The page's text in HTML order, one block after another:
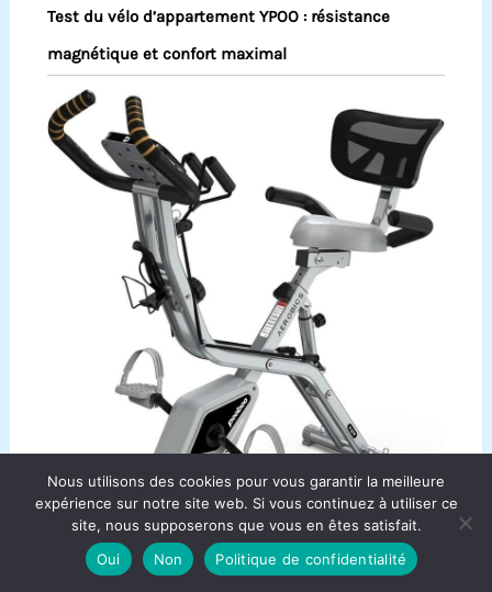
Test du vélo d’appartement YPOO : résistance
magnétique et confort maximal
Nous utilisons des cookies pour vous garantir la meilleure
expérience sur notre site web. Si vous continuez à utiliser ce
site, nous supposerons que vous en êtes satisfait.
Oui
Non Politique de confidentialité